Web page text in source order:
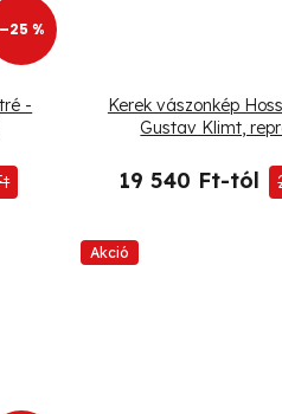
–25 %
-
Kerek vászonkép
Gustav Klimt,
19 540 Ft-tól
Akció